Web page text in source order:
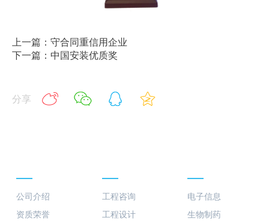
上一篇：守合同重信用企业
下一篇：中国安装优质奖
分享
公司介绍
资质荣誉
工程咨询
工程设计
电子信息
生物制药